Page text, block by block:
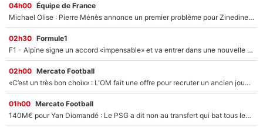
04h00 Équipe de France
Michael Olise : Pierre Ménès annonce un premier problème pour Zinedine Zidane en équipe de France
02h30 Formule1
F1 - Alpine signe un accord «impensable» et va entrer dans une nouvelle dimension : Grande nouvelle pour Pierre Gasly !
02h00 Mercato Football
«C’est un très bon choix» : L'OM fait une offre pour recruter un ancien joueur du PSG... et c'est validé dans l'After Foot !
01h00 Mercato Football
140M€ pour Yan Diomandé : Le PSG a dit non au transfert qui bat tous les records sur le mercato